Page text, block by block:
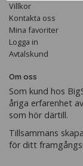
Villkor
Kontakta oss
Mina favoriter
Logga in
Avtalskund
Om oss
Som kund hos
åriga erfarenhet
som hör därtill.
Tillsammans
för ditt